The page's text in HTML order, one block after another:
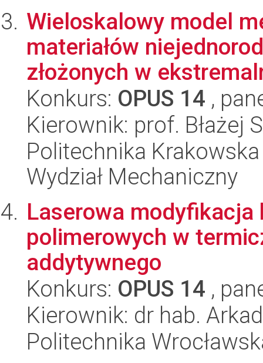
Wieloskalowy model
materiałów
złożonych w
Konkurs: OPUS 14 ,
Kierownik: prof. Błażej
Politechnika
Wydział Mechaniczny
Laserowa modyfikacja
polimerowych w
addytywnego
Konkurs: OPUS 14 ,
Kierownik: dr hab.
Politechnika